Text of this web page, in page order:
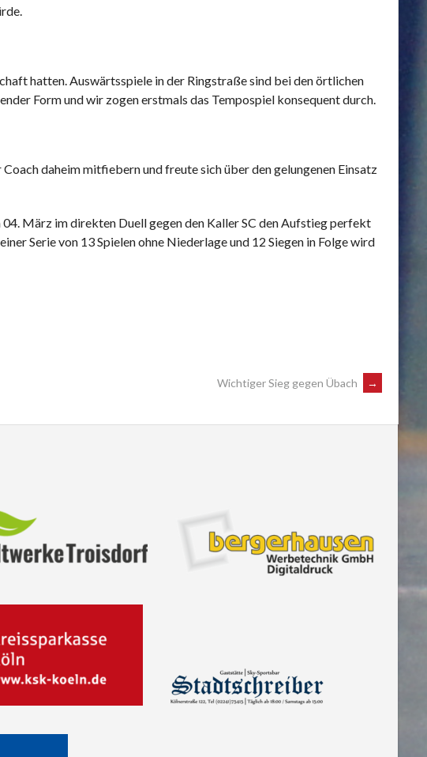
hatten. Auswärtsspiele in der Ringstraße sind bei den örtlichen
Form und wir zogen erstmals das Tempospiel konsequent durch.
daheim mitfiebern und freute sich über den gelungenen Einsatz
März im direkten Duell gegen den Kaller SC den Aufstieg perfekt
Serie von 13 Spielen ohne Niederlage und 12 Siegen in Folge wird
Wichtiger Sieg gegen Übach →